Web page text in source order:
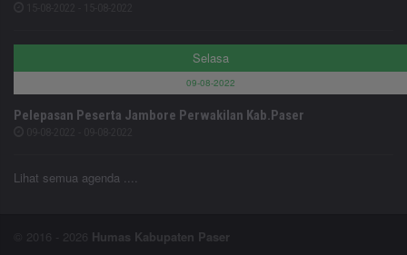
Selasa
09-08-2022
Pelepasan Peserta Jambore Perwakilan Kab.Paser
Lihat semua agenda ....
© 2016 - 2026 Humas Kabupaten Paser